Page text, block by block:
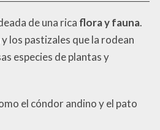
de una rica flora y fauna.
los pastizales que la rodean
especies de plantas y
el cóndor andino y el pato